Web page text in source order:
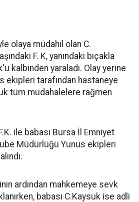
olaya müdahil olan C.
F. K, yanındaki bıçakla
kalbinden yaraladı. Olay yerine
ekipleri tarafından hastaneye
tüm müdahalelere rağmen
ile babası Bursa İl Emniyet
Müdürlüğü Yunus ekipleri
ardından mahkemeye sevk
babası C.Kaysuk ise adli